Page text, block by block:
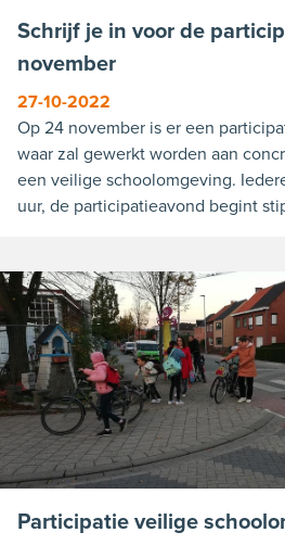
Schrijf je in voor de
november
27-10-2022
Op 24 november is er een
waar zal gewerkt worden aan
een veilige schoolomgeving.
uur, de participatieavond begint
Buurtbewoners buiten het
op de participatieavond als ze zich
bovenstaande website.
Participatie veilige